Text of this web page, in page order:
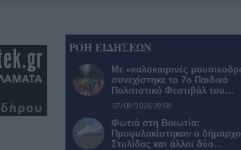
ΡΟΗ ΕΙΔΗΣΕΩΝ
Με «καλοκαιρινές
συνεχίστηκε το 7ο Παιδικό
Πολιτιστικό Φεστιβάλ του…
07/08/2026 09:58
Φωτιά στη Βοιωτία:
Προφυλακίστηκαν ο
Στυλίδας και άλλοι δύο…